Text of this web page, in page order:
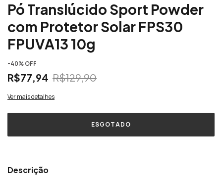
Pó Translúcido Sport Powder
com Protetor Solar FPS30
FPUVA13 10g
-40% OFF
R$77,94 R$129,90
Ver mais detalhes
Descrição